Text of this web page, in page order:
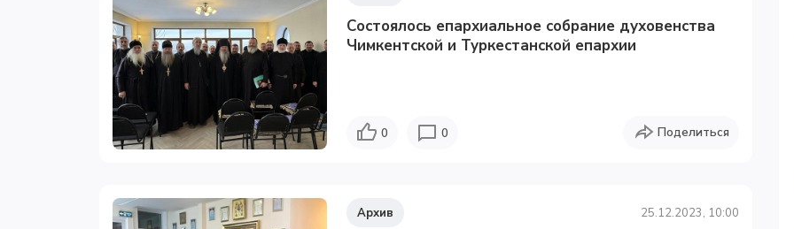
Состоялось епархиальное собрание духовенства
Чимкентской и Туркестанской епархии
0 0 Поделиться
Архив 25.12.2023, 10:00